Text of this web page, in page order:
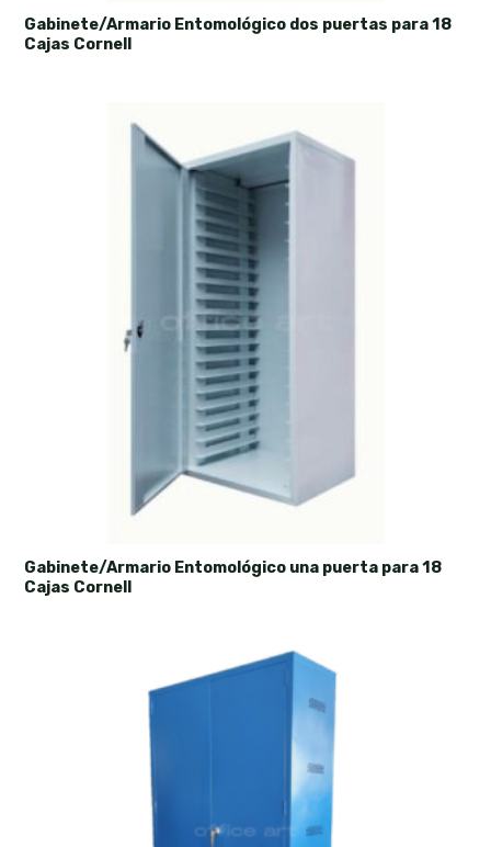
Gabinete/Armario Entomológico dos puertas para 18
Cajas Cornell
Gabinete/Armario Entomológico una puerta para 18
Cajas Cornell